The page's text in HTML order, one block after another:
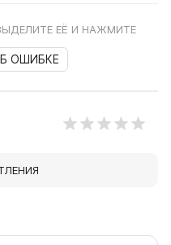
ЕЁ И НАЖМИТЕ
ОШИБКЕ